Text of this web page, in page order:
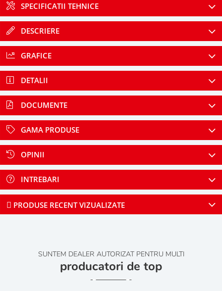
SPECIFICATII TEHNICE
DESCRIERE
GRAFICE
DETALII
DOCUMENTE
GAMA PRODUSE
OPINII
INTREBARI
PRODUSE RECENT VIZUALIZATE
SUNTEM DEALER AUTORIZAT PENTRU MULTI
producatori de top